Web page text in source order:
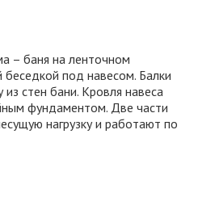
– баня на ленточном
под навесом. Балки
стен бани. Кровля навеса
фундаментом. Две части
нагрузку и работают по